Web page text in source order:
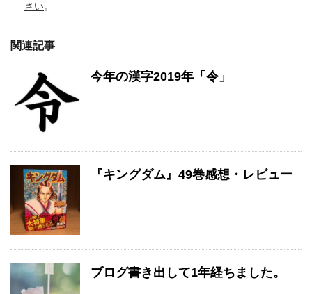
さい。
関連記事
今年の漢字2019年「令」
『キングダム』49巻感想・レビュー
ブログ書き出して1年経ちました。